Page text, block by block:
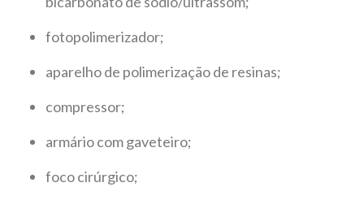
fotopolimerizador;
aparelho de polimerização de resinas;
compressor;
armário com gaveteiro;
foco cirúrgico;